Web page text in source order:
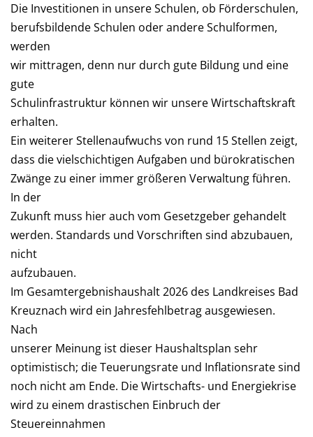
Die Investitionen in unsere Schulen, ob Förderschulen,
berufsbildende Schulen oder andere Schulformen,
werden
wir mittragen, denn nur durch gute Bildung und eine
gute
Schulinfrastruktur können wir unsere Wirtschaftskraft
erhalten.
Ein weiterer Stellenaufwuchs von rund 15 Stellen zeigt,
dass die vielschichtigen Aufgaben und bürokratischen
Zwänge zu einer immer größeren Verwaltung führen.
In der
Zukunft muss hier auch vom Gesetzgeber gehandelt
werden. Standards und Vorschriften sind abzubauen,
nicht
aufzubauen.
Im Gesamtergebnishaushalt 2026 des Landkreises Bad
Kreuznach wird ein Jahresfehlbetrag ausgewiesen.
Nach
unserer Meinung ist dieser Haushaltsplan sehr
optimistisch; die Teuerungsrate und Inflationsrate sind
noch nicht am Ende. Die Wirtschafts- und Energiekrise
wird zu einem drastischen Einbruch der
Steuereinnahmen